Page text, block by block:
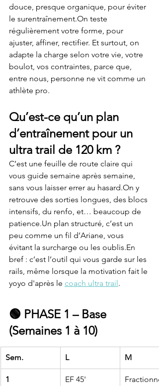
douce, presque organique, pour éviter
le surentraînement.On teste
régulièrement votre forme, pour
ajuster, affiner, rectifier. Et surtout, on
adapte la charge selon votre vie, votre
boulot, vos contraintes, parce que,
entre nous, personne ne vit comme un
athlète pro.
Qu’est-ce qu’un plan
d’entraînement pour un
ultra trail de 120 km ?
C’est une feuille de route claire qui
vous guide semaine après semaine,
sans vous laisser errer au hasard.On y
retrouve des sorties longues, des blocs
intensifs, du renfo, et… beaucoup de
patience.Un plan structuré, c’est un
peu comme un fil d’Ariane, vous
évitant la surcharge ou les oublis.En
bref : c’est l’outil qui vous garde sur les
rails, même lorsque la motivation fait le
yoyo d'après le coach ultra trail.
🟢 PHASE 1 – Base
(Semaines 1 à 10)
Sem. L M
1 EF 45'